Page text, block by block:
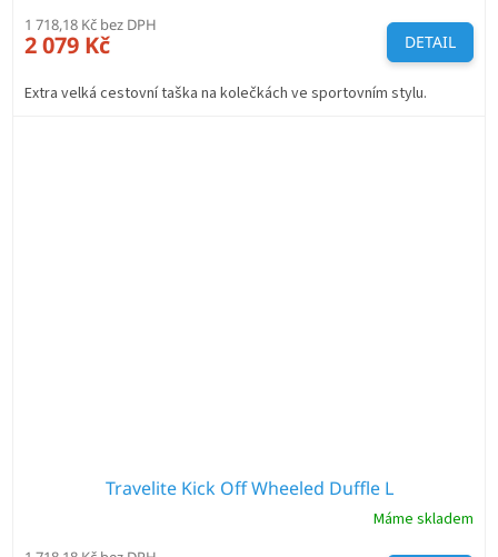
1 718,18 Kč bez DPH
2 079 Kč DETAIL
Extra velká cestovní taška na kolečkách ve sportovním stylu.
Travelite Kick Off Wheeled Duffle L
Máme skladem